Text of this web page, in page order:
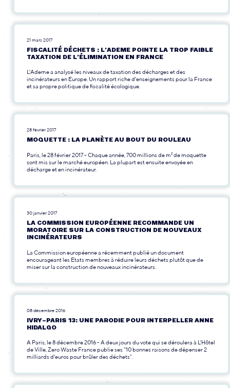
21 mars 2017
FISCALITÉ DÉCHETS : L’ADEME POINTE LA TROP FAIBLE
TAXATION DE L’ÉLIMINATION EN FRANCE
L'Ademe a analysé les niveaux de taxation des décharges et des
incinérateurs en Europe. Un rapport riche d'enseignements pour la France
et sa propre politique de fiscalité écologique.
28 février 2017
MOQUETTE : LA PLANÈTE AU BOUT DU ROULEAU
Paris, le 28 février 2017 - Chaque année, 700 millions de m² de moquette
sont mis sur le marché européen. La plupart est ensuite envoyée en
décharge et en incinérateur.
30 janvier 2017
LA COMMISSION EUROPÉENNE RECOMMANDE UN
MORATOIRE SUR LA CONSTRUCTION DE NOUVEAUX
INCINÉRATEURS
La Commission européenne a récemment publié un document
encourageant les Etats membres à réduire leurs déchets plutôt que de
miser sur la construction de nouveaux incinérateurs.
08 décembre 2016
IVRY-PARIS 13: UNE PARODIE POUR INTERPELLER ANNE
HIDALGO
A Paris, le 8 décembre 2016 - A deux jours du vote qui se déroulera à L'Hôtel
de Ville, Zero Waste France publie ses "10 bonnes raisons de dépenser 2
milliards d'euros pour brûler des déchets".